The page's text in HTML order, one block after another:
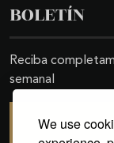
We use
BOLETÍN
Reciba
semanal